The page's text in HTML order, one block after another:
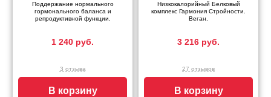
Поддержание нормального
гормонального баланса и
репродуктивной функции.
1 240 руб.
3 отзыва
В корзину
Низкокалорийный Белковый
комплекс Гармония Стройности.
Веган.
3 216 руб.
27 отзывов
В корзину